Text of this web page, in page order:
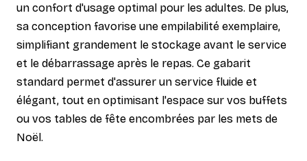
un confort d'usage optimal pour les adultes. De plus,
sa conception favorise une empilabilité exemplaire,
simplifiant grandement le stockage avant le service
et le débarrassage après le repas. Ce gabarit
standard permet d'assurer un service fluide et
élégant, tout en optimisant l'espace sur vos buffets
ou vos tables de fête encombrées par les mets de
Noël.